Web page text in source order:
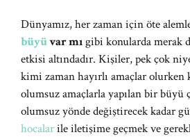
Dünyamız, her zaman için öte
büyüvar mıgibi konularda merak
etkisi altındadır. Kişiler, pek çok
kimi zaman hayırlı amaçlar
olumsuz amaçlarla yapılan bir büyü
olumsuz yönde değiştirecek kadar
hocalarile iletişime geçmek ve